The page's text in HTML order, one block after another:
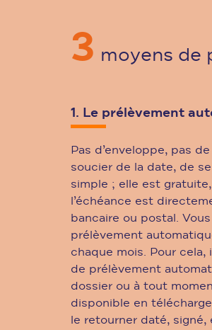
3 moyens de
1. Le prélèvement
Pas d’enveloppe, pas
soucier de la date, de
simple ; elle est
l’échéance est
bancaire ou postal.
prélèvement
chaque mois. Pour
de prélèvement
dossier ou à tout
disponible en
le retourner daté, signé,